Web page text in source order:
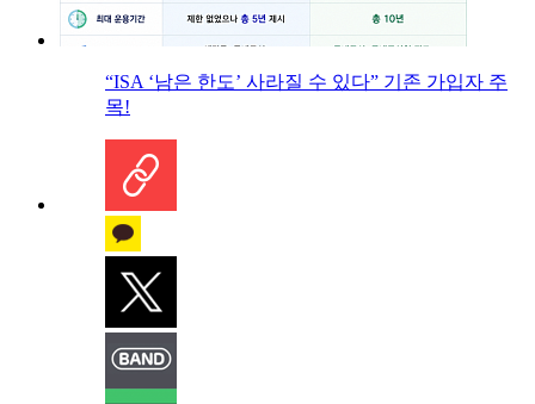
“ISA ‘남은 한도’ 사라질 수 있다” 기존 가입자 주
목!